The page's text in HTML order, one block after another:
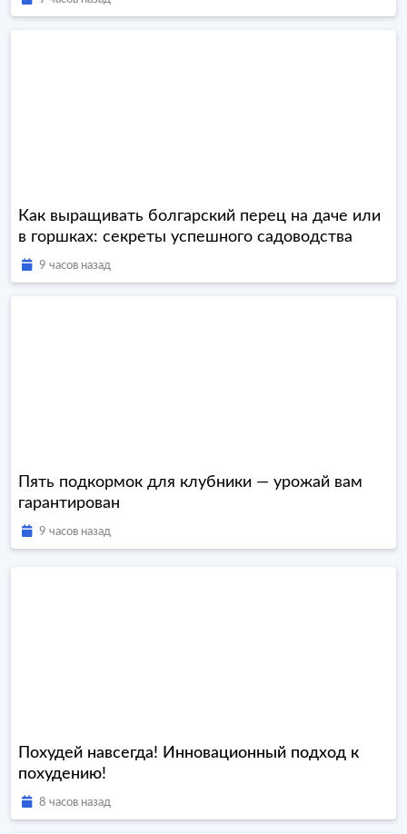
Как выращивать болгарский перец на даче или
в горшках: секреты успешного садоводства
9 часов назад
Пять подкормок для клубники — урожай вам
гарантирован
9 часов назад
Похудей навсегда! Инновационный подход к
похудению!
8 часов назад